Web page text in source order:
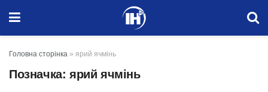
Головна сторінка » ярий ячмінь
Позначка: ярий ячмінь